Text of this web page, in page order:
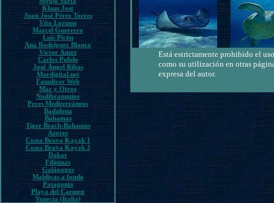
Klaus Jost
Juan José Pérez Torres
Vito Lorusso
Marcel Guerrero
Luis Picón
Ana Rodríguez Blanco
Víctor Amor
Carlos Pulido
José Ángel Ribas
Mardigital.net
Famdiver Web
Mar y Otros
Nudibranquios
Peces Mediterráneos
Badalona
Bahamas
Tiger Beach-Bahamas
Azores
Costa Brava Kayak 1
Costa Brava Kayak 2
Dakar
Filipinas
Galápagos
Maldivas a fondo
Patagonia
Playa del Carmen
Venecia (Italia)
Está estrictamente prohibido el
como su utilización en otras
expresa del autor.